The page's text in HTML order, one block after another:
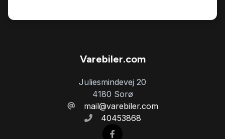
Varebiler.com
Juliesmindevej 20
4180 Sorø
mail@varebiler.com
40453868